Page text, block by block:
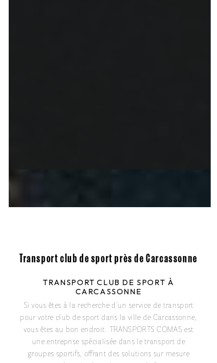
Transport club de sport près de Carcassonne
TRANSPORT CLUB DE SPORT À
CARCASSONNE
Si vous êtes à la recherche d'un service de transport
pour votre club de sport dans la ville de Carcassonne,
vous êtes au bon endroit. TRANSPORTS COMAS est
une entreprise spécialisée dans le transport de
groupes sportifs, offrant des solutions sur mesure